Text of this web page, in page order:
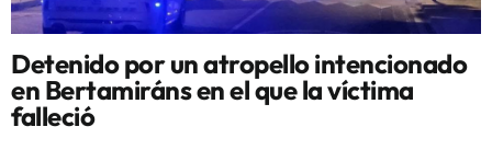
Detenido por un atropello intencionado
en Bertamiráns en el que la víctima
falleció